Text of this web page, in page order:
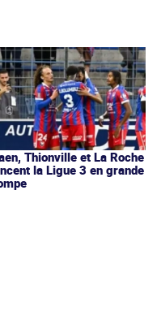
Thionville et La Roche
la Ligue 3 en grande